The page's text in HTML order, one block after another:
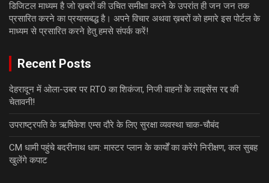
डिजिटल माध्यम है जो ख़बरों की उचित समीक्षा करने के उपरांत ही जन जन तक
प्रसारित करने का प्रयासबद्ध है। अपने विचार अथवा ख़बरों को हमारे इस पोर्टल के
माध्यम से प्रसारित करने हेतु हमसे संपर्क करें!
Recent Posts
देहरादून में ओला-उबर पर RTO का शिकंजा, निजी वाहनों के लाइसेंस रद्द की
चेतावनी!
उपराष्ट्रपति के ऋषिकेश एम्स दौरे के लिए सुरक्षा व्यवस्था चाक-चौबंद
CM धामी पहुंचे बदरीनाथ धाम: मास्टर प्लान के कार्यों का करेंगे निरीक्षण, कल सुबह
खुलेंगे कपाट